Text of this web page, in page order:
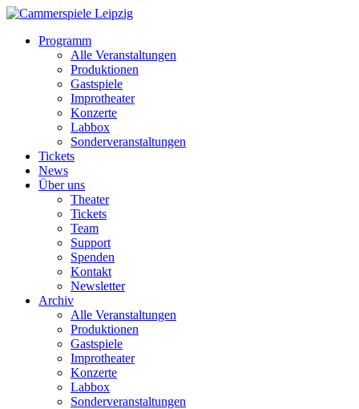
Programm
Alle Veranstaltungen
Produktionen
Gastspiele
Improtheater
Konzerte
Labbox
Sonderveranstaltungen
Tickets
News
Über uns
Theater
Tickets
Team
Support
Spenden
Kontakt
Newsletter
Archiv
Alle Veranstaltungen
Produktionen
Gastspiele
Improtheater
Konzerte
Labbox
Sonderveranstaltungen